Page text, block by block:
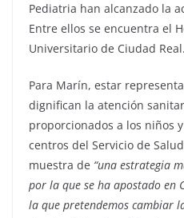
Pediatria han alcanzado la
Entre ellos se encuentra el
Universitario de Ciudad Real.
Para Marín, estar
dignifican la atención
proporcionados a los niños
centros del Servicio de
muestra de “una estrategia
por la que se ha apostado en
la que pretendemos cambiar